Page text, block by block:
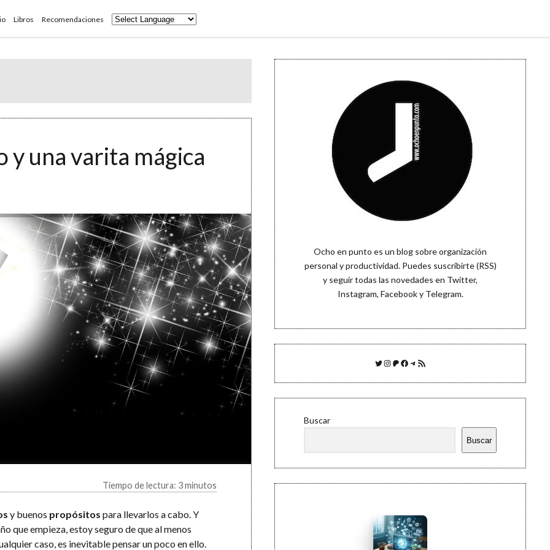
Libros Recomendaciones
y una varita mágica
Tiempo de lectura: 3 minutos
y buenos propósitos para llevarlos a cabo. Y
que empieza, estoy seguro de que al menos
caso, es inevitable pensar un poco en ello.
Sidebar
Ocho en punto es un blog sobre organización
personal y productividad. Puedes suscribirte (RSS)
y seguir todas las novedades en Twitter,
Instagram, Facebooky Telegram.
Twitter
Instagram
Patreon
Facebook
Telegram
Feed RSS
Buscar
Buscar